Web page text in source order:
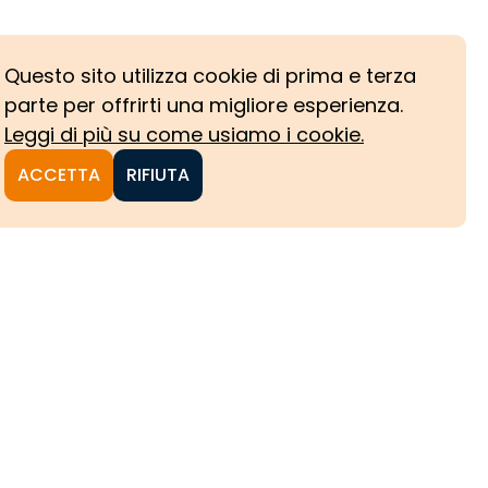
Questo sito utilizza cookie di prima e terza
parte per offrirti una migliore esperienza.
Leggi di più su come usiamo i cookie.
ACCETTA RIFIUTA